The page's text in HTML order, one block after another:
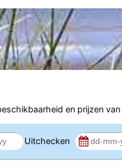
en prijzen van
Uitchecken